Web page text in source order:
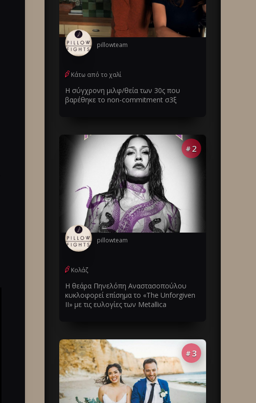
pillowteam
Κάτω από το χαλί
Η σύγχρονη μιλφ/θεία των 30ς που
βαρέθηκε το non-commitment σ3ξ
# 2
pillowteam
Κολάζ
Η θεάρα Πηνελόπη Αναστασοπούλου
κυκλοφορεί επίσημα το «The Unforgiven
II» με τις ευλογίες των Metallica
# 3